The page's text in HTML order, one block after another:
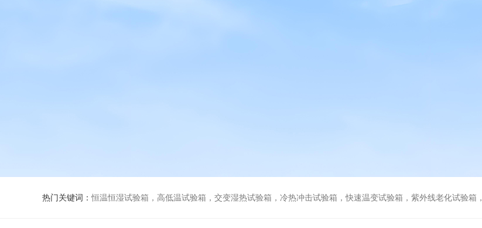
热门关键词：恒温恒湿试验箱，高低温试验箱，交变湿热试验箱，冷热冲击试验箱，快速温变试验箱，紫外线老化试验箱，步入式环境试验箱